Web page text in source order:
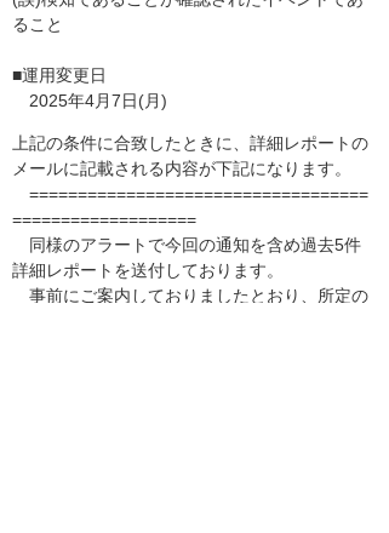
ること
■運用変更日
2025年4月7日(月)
上記の条件に合致したときに、詳細レポートの
メールに記載される内容が下記になります。
===================================
===================
同様のアラートで今回の通知を含め過去5件
詳細レポートを送付しております。
事前にご案内しておりましたとおり、所定の